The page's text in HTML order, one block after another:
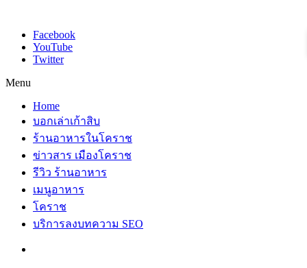
Facebook
YouTube
Twitter
Menu
Home
บอกเล่าเก้าสิบ
ร้านอาหารในโคราช
ข่าวสาร เมืองโคราช
รีวิว ร้านอาหาร
เมนูอาหาร
โคราช
บริการลงบทความ SEO